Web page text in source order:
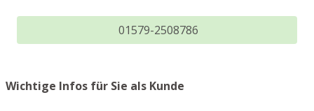
01579-2508786
Wichtige Infos für Sie als Kunde